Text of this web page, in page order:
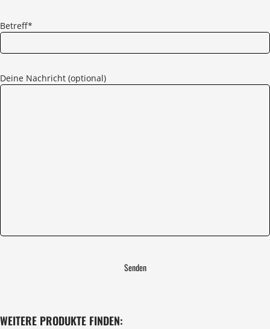
dieses
leer.
Betreff*
Deine Nachricht (optional)
WEITERE PRODUKTE FINDEN: